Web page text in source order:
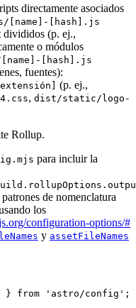
directamente asociados
[name]-[hash].js
divididos (p. ej.,
o módulos
[hash].js
fuentes):
(p. ej.,
, dist/static/logo-
Rollup.
para incluir la
de nomenclatura
los
configuration-options/#
y assetFileNames
} from ' astro/config ' ;